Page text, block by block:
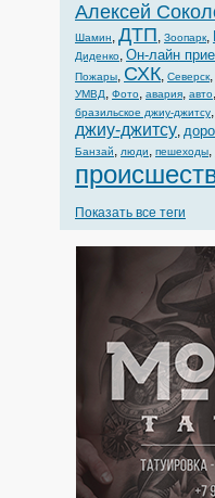
Алексей
Шамин, ДТП, Зоопарк,
Диденко, Он-лайн
Пожары, СХК, Северск,
УМВД, Фото, авария, авто,
бразильское джиу-джитсу,
джиу-джитсу,
Банзай, люди, пешеходы,
Показать все теги